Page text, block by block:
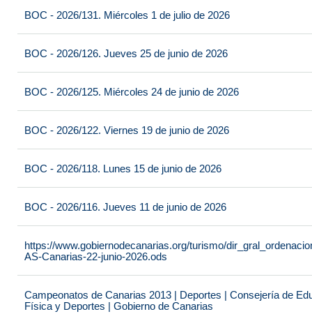
BOC - 2026/131. Miércoles 1 de julio de 2026
BOC - 2026/126. Jueves 25 de junio de 2026
BOC - 2026/125. Miércoles 24 de junio de 2026
BOC - 2026/122. Viernes 19 de junio de 2026
BOC - 2026/118. Lunes 15 de junio de 2026
BOC - 2026/116. Jueves 11 de junio de 2026
https://www.gobiernodecanarias.org/turismo/
AS-Canarias-22-junio-2026.ods
Campeonatos de Canarias 2013 | Deportes | Consejería de
Física y Deportes | Gobierno de Canarias